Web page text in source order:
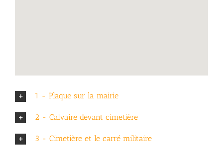
1 - Plaque sur la mairie
2 - Calvaire devant cimetière
3 - Cimetière et le carré militaire